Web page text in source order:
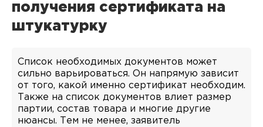
получения сертификата на
штукатурку
Список необходимых документов может
сильно варьироваться. Он напрямую зависит
от того, какой именно сертификат необходим.
Также на список документов влиет размер
партии, состав товара и многие другие
нюансы. Тем не менее, заявитель